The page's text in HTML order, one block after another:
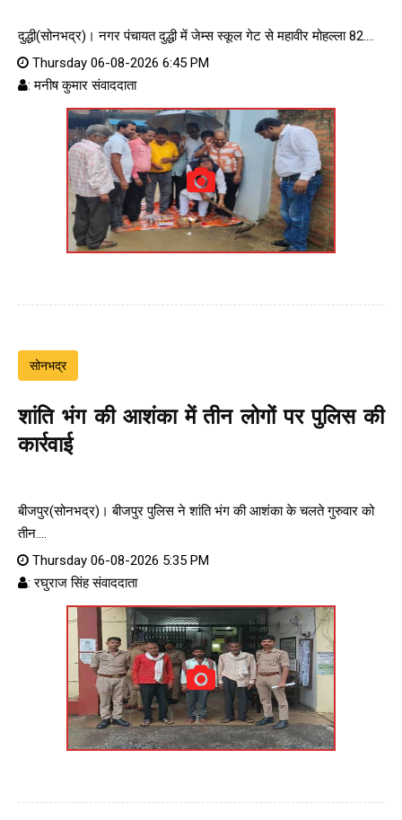
दुद्धी(सोनभद्र)। नगर पंचायत दुद्धी में जेम्स स्कूल गेट से महावीर मोहल्ला 82....
Thursday 06-08-2026 6:45 PM
: मनीष कुमार संवाददाता
सोनभद्र
शांति भंग की आशंका में तीन लोगों पर पुलिस की
कार्रवाई
बीजपुर(सोनभद्र)। बीजपुर पुलिस ने शांति भंग की आशंका के चलते गुरुवार को
तीन....
Thursday 06-08-2026 5:35 PM
: रघुराज सिंह संवाददाता